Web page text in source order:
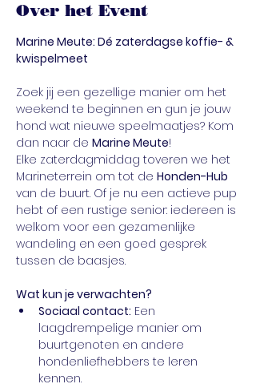
Over het Event
Marine Meute: Dé zaterdagse koffie- &
kwispelmeet
Zoek jij een gezellige manier om het
weekend te beginnen en gun je jouw
hond wat nieuwe speelmaatjes? Kom
dan naar de Marine Meute!
Elke zaterdagmiddag toveren we het
Marineterrein om tot de Honden-Hub
van de buurt. Of je nu een actieve pup
hebt of een rustige senior: iedereen is
welkom voor een gezamenlijke
wandeling en een goed gesprek
tussen de baasjes.
Wat kun je verwachten?
Sociaal contact: Een
laagdrempelige manier om
buurtgenoten en andere
hondenliefhebbers te leren
kennen.